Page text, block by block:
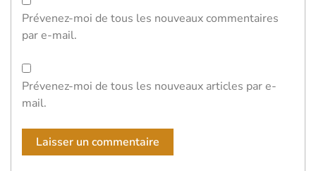
Prévenez-moi de tous les nouveaux commentaires
par e-mail.
Prévenez-moi de tous les nouveaux articles par e-
mail.